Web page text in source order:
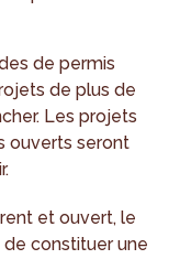
de permis
de plus de
Les projets
ouverts seront
et ouvert, le
constituer une